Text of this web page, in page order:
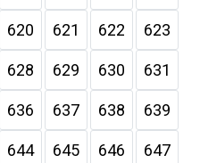
620 621 622 623
628 629 630 631
636 637 638 639
644 645 646 647